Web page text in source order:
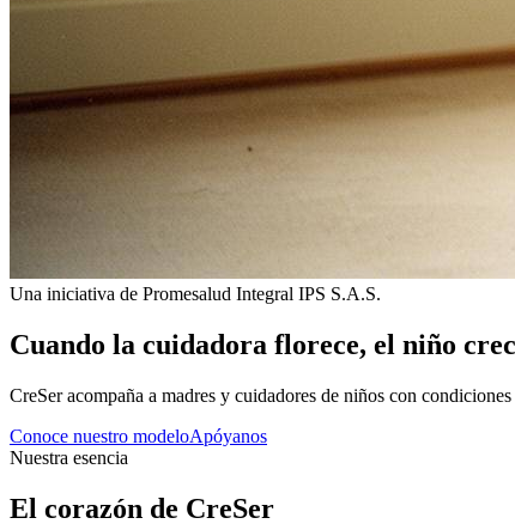
Una iniciativa de Promesalud Integral IPS S.A.S.
Cuando la cuidadora florece, el niño
CreSer acompaña a madres y cuidadores de niños con
Conoce nuestro modeloApóyanos
Nuestra esencia
El corazón de CreSer